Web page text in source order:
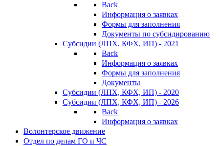
Back
Информация о заявках
Формы для заполнения
Документы по субсидированию
Субсидии (ЛПХ, КФХ, ИП) - 2021
Back
Информация о заявках
Формы для заполнения
Документы
Субсидии (ЛПХ, КФХ, ИП) - 2020
Субсидии (ЛПХ, КФХ, ИП) - 2026
Back
Информация о заявках
Волонтерское движение
Отдел по делам ГО и ЧС